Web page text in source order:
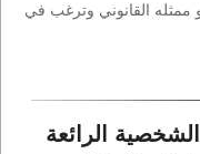
ممثله القانوني وترغب في
الرائعة